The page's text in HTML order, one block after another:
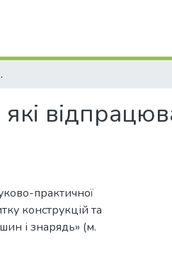
придатності
практичної
конструкцій та
і знарядь» (м.